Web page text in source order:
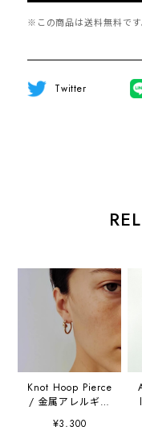
※この商品は送料無料です
Twitter
Knot Hoop Pierce
/ 金属アレルギー
対応
¥3,300